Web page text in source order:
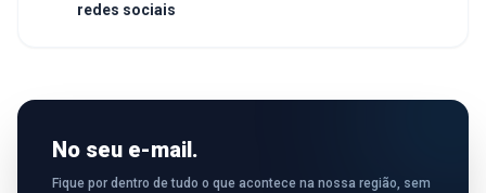
redes sociais
No seu e-mail.
Fique por dentro de tudo o que acontece na nossa região, sem